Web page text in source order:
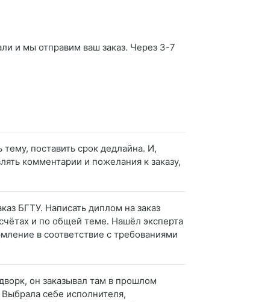
и мы отправим ваш заказ. Через 3-7
поставить срок дедлайна. И,
комментарии и пожелания к заказу,
БГТУ. Написать диплом на заказ
и по общей теме. Нашёл эксперта
в соответствие с требованиями
он заказывал там в прошлом
себе исполнителя,